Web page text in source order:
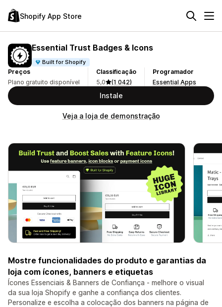
Shopify App Store
Essential Trust Badges & Icons
Built for Shopify
Preços
Plano gratuito disponível
Classificação
5,0
(1 042)
Programador
Essential Apps
Instale
Veja a loja de demonstração
Mostre funcionalidades do produto e garantias da
loja com ícones, banners e etiquetas
Ícones Essenciais & Banners de Confiança - melhore o visual
da sua loja Shopify e ganhe a confiança dos clientes.
Personalize e escolha a colocação dos banners na página de